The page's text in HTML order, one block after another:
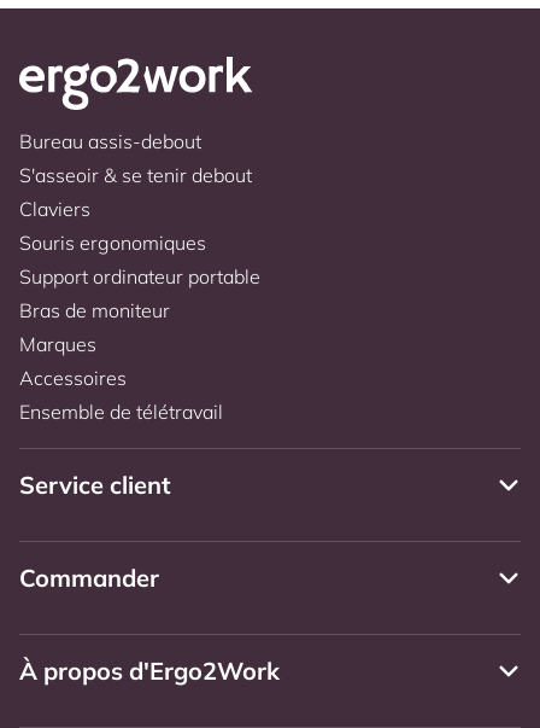
Bureau assis-debout
S'asseoir & se tenir debout
Claviers
Souris ergonomiques
Support ordinateur portable
Bras de moniteur
Marques
Accessoires
Ensemble de télétravail
Service client
Commander
À propos d'Ergo2Work